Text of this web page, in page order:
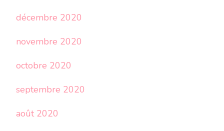
décembre 2020
novembre 2020
octobre 2020
septembre 2020
août 2020